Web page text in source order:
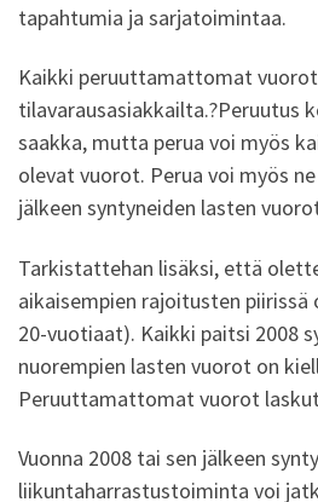
tapahtumia ja sarjatoimintaa.
Kaikki peruuttamattomat
tilavarausasiakkailta.?Peruutus
saakka, mutta perua voi myös
olevat vuorot. Perua voi myös
jälkeen syntyneiden lasten
Tarkistattehan lisäksi, että
aikaisempien rajoitusten
20-vuotiaat). Kaikki paitsi 2008
nuorempien lasten vuorot on
Peruuttamattomat vuorot
Vuonna 2008 tai sen jälkeen
liikuntaharrastustoiminta voi